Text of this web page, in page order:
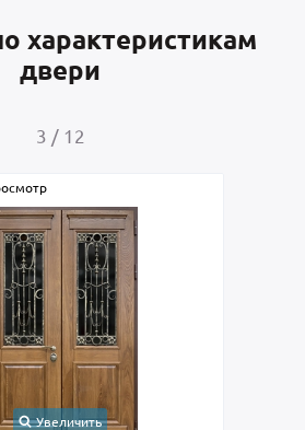
характеристикам
двери
3 / 12
Увеличить